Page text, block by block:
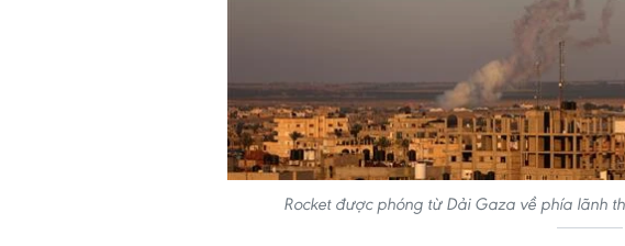
Rocket được phóng từ Dải Gaza về phía lãnh